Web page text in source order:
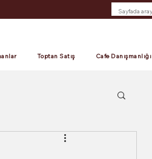
Toptan Satış Cafe Danışmanlığı